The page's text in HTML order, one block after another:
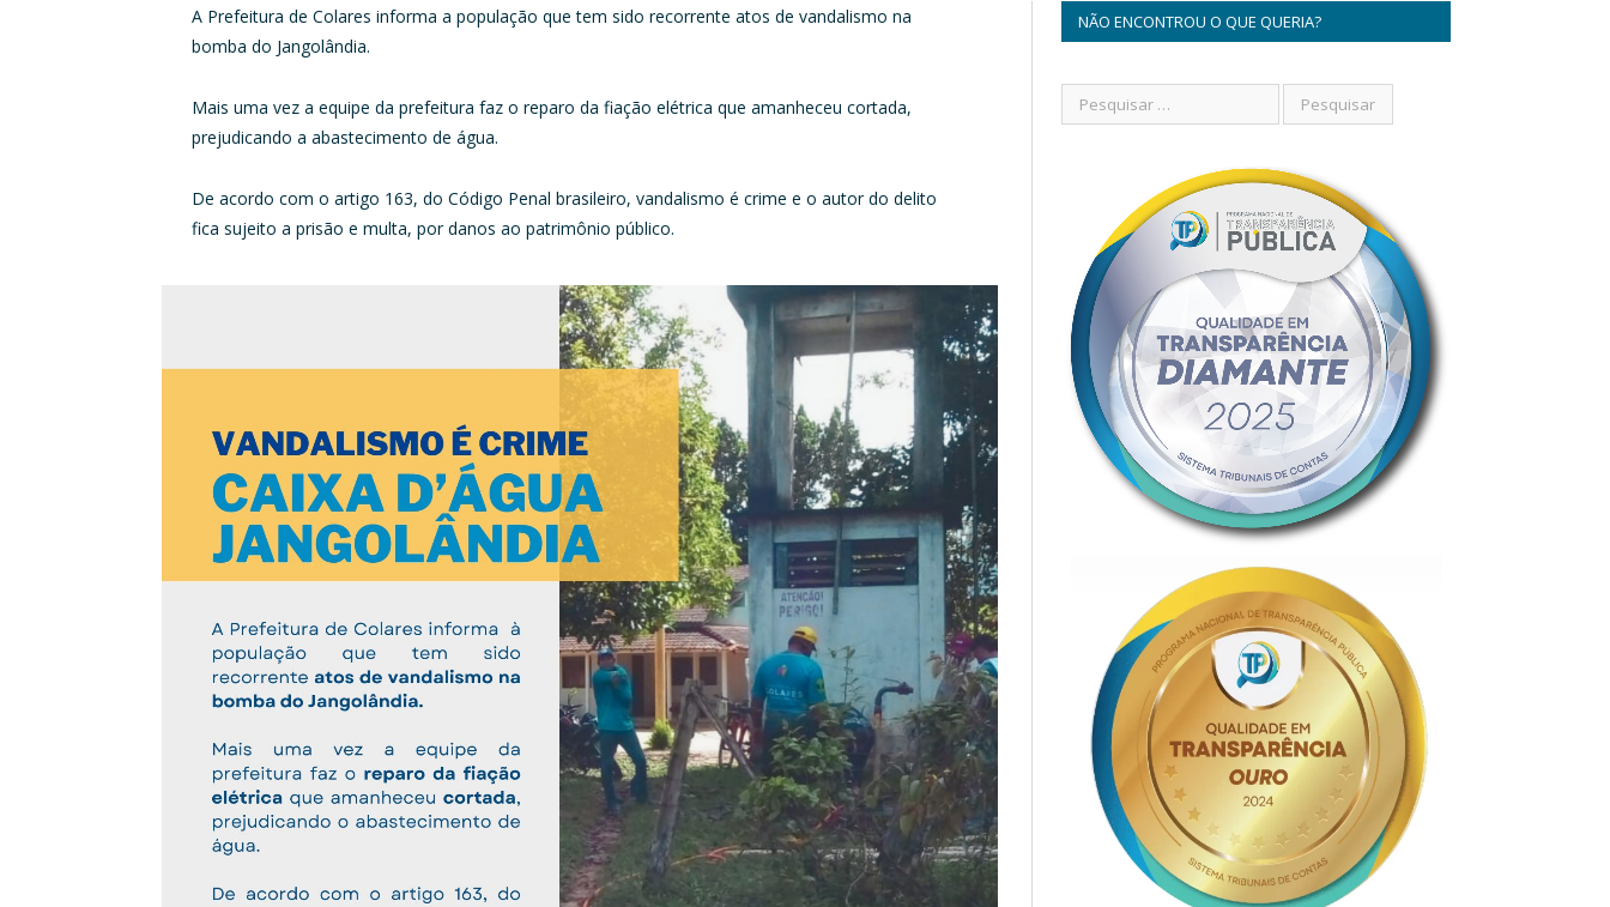
A Prefeitura de Colares informa a população que tem sido recorrente atos de vandalismo na
bomba do Jangolândia.
Mais uma vez a equipe da prefeitura faz o reparo da fiação elétrica que amanheceu cortada,
prejudicando a abastecimento de água.
De acordo com o artigo 163, do Código Penal brasileiro, vandalismo é crime e o autor do delito
fica sujeito a prisão e multa, por danos ao patrimônio público.
NÃO ENCONTROU O QUE QUERIA?